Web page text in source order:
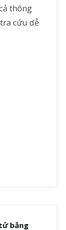
thông
cứu dễ
bằng